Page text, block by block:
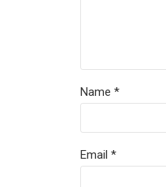
Name *
Email *